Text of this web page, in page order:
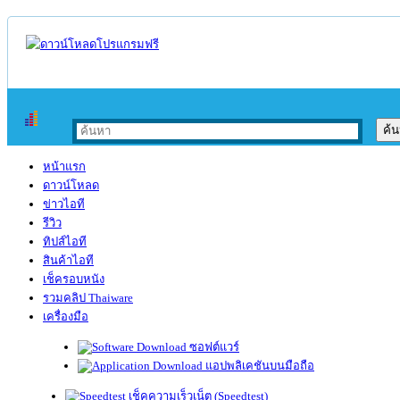
หน้าแรก
ดาวน์โหลด
ข่าวไอที
รีวิว
ทิปส์ไอที
สินค้าไอที
เช็ครอบหนัง
รวมคลิป Thaiware
เครื่องมือ
ซอฟต์แวร์
แอปพลิเคชันบนมือถือ
เช็คความเร็วเน็ต (Speedtest)